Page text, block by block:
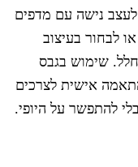
לעצב נישה עם מדפים
לבחור בעיצוב
שימוש בגבס
אישית לצרכים
להתפשר על היופי.